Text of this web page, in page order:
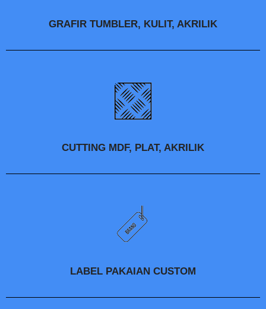
GRAFIR TUMBLER, KULIT, AKRILIK
CUTTING MDF, PLAT, AKRILIK
LABEL PAKAIAN CUSTOM